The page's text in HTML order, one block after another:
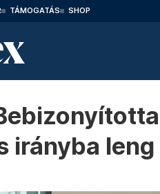
TÁMOGATÁS SHOP
irányba leng